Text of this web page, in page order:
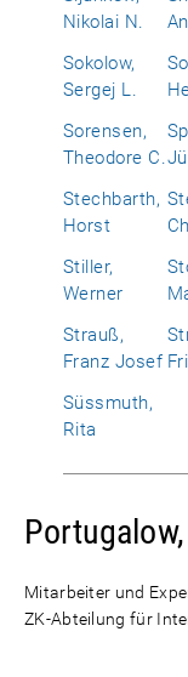
Nikolai N.
Sokolow,
Sergej L.
Sorensen,
Theodore C.
Stechbarth,
Horst
Stiller,
Werner
Strauß,
Franz Josef
Süssmuth,
Rita
Mitarbeiter und
ZK-Abteilung für